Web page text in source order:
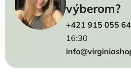
výberom?
+421 915 055
16:30